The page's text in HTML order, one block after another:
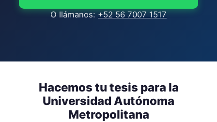
O llámanos:+52 56 7007 1517
Hacemos tu tesis para la
Universidad Autónoma
Metropolitana